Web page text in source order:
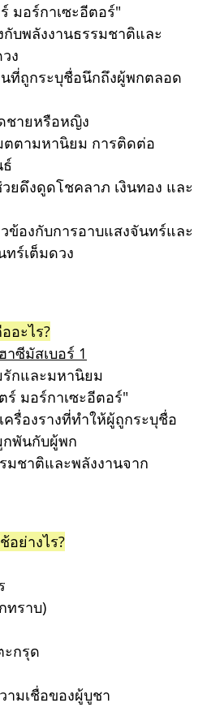
มอร์กาเซะอีตอร์"
บพลังงานธรรมชาติและ
ง
ที่ถูกระบุชื่อนึกถึงผู้พกตลอด
ชายหรือหญิง
ตตามหานิยม การติดต่อ
ยดึงดูดโชคลาภ เงินทอง และ
ข้องกับการอาบแสงจันทร์และ
ร์เต็มดวง
อะไร?
ซีมัสเบอร์ 1
รักและมหานิยม
มอร์กาเซะอีตอร์"
รื่องรางที่ทำให้ผู้ถูกระบุชื่อ
กพันกับผู้พก
มชาติและพลังงานจาก
อย่างไร?
ทราบ)
ะกรุด
มเชื่อของผู้บูชา